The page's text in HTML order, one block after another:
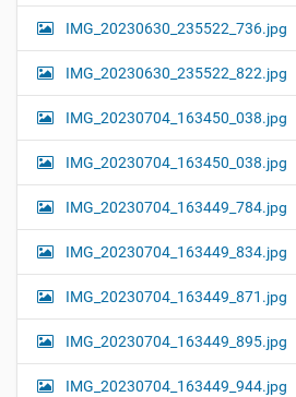
IMG_20230630_235522_736.jpg
IMG_20230630_235522_822.jpg
IMG_20230704_163450_038.jpg
IMG_20230704_163450_038.jpg
IMG_20230704_163449_784.jpg
IMG_20230704_163449_834.jpg
IMG_20230704_163449_871.jpg
IMG_20230704_163449_895.jpg
IMG_20230704_163449_944.jpg